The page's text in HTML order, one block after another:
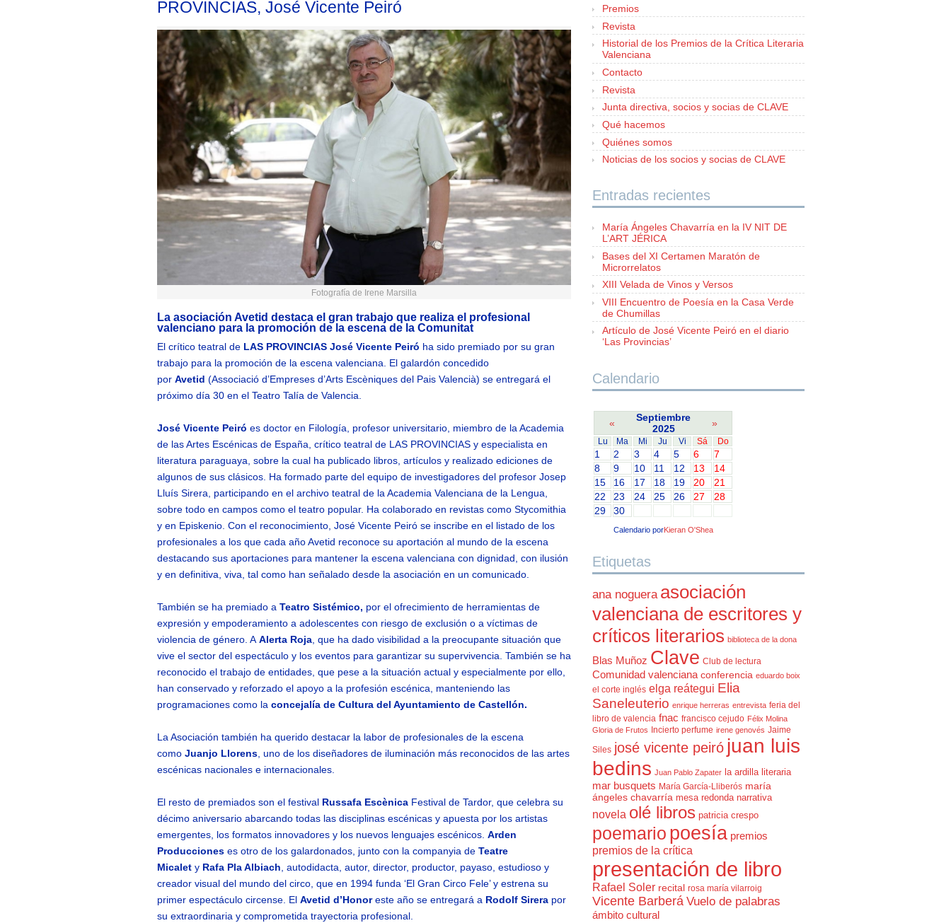
PROVINCIAS, José Vicente Peiró
Fotografía de Irene Marsilla
La asociación Avetid destaca el gran trabajo que realiza el profesional
valenciano para la promoción de la escena de la Comunitat
El crítico teatral de LAS PROVINCIAS José Vicente Peiró ha sido premiado por su gran
trabajo para la promoción de la escena valenciana. El galardón concedido
por Avetid (Associació d’Empreses d’Arts Escèniques del Pais Valencià) se entregará el
próximo día 30 en el Teatro Talía de Valencia.
José Vicente Peiró es doctor en Filología, profesor universitario, miembro de la Academia
de las Artes Escénicas de España, crítico teatral de LAS PROVINCIAS y especialista en
literatura paraguaya, sobre la cual ha publicado libros, artículos y realizado ediciones de
algunos de sus clásicos. Ha formado parte del equipo de investigadores del profesor Josep
Lluís Sirera, participando en el archivo teatral de la Academia Valenciana de la Lengua,
sobre todo en campos como el teatro popular. Ha colaborado en revistas como Stycomithia
y en Episkenio. Con el reconocimiento, José Vicente Peiró se inscribe en el listado de los
profesionales a los que cada año Avetid reconoce su aportación al mundo de la escena
destacando sus aportaciones para mantener la escena valenciana con dignidad, con ilusión
y en definitiva, viva, tal como han señalado desde la asociación en un comunicado.
También se ha premiado a Teatro Sistémico, por el ofrecimiento de herramientas de
expresión y empoderamiento a adolescentes con riesgo de exclusión o a víctimas de
violencia de género. A Alerta Roja , que ha dado visibilidad a la preocupante situación que
vive el sector del espectáculo y los eventos para garantizar su supervivencia. También se ha
reconocido el trabajo de entidades, que pese a la situación actual y especialmente por ello,
han conservado y reforzado el apoyo a la profesión escénica, manteniendo las
programaciones como la concejalía de Cultura del Ayuntamiento de Castellón.
La Asociación también ha querido destacar la labor de profesionales de la escena
como Juanjo Llorens , uno de los diseñadores de iluminación más reconocidos de las artes
escénicas nacionales e internacionales.
El resto de premiados son el festival Russafa Escènica Festival de Tardor, que celebra su
décimo aniversario abarcando todas las disciplinas escénicas y apuesta por los artistas
emergentes, los formatos innovadores y los nuevos lenguajes escénicos. Arden
Producciones es otro de los galardonados, junto con la companyia de Teatre
Micalet y Rafa Pla Albiach , autodidacta, autor, director, productor, payaso, estudioso y
creador visual del mundo del circo, que en 1994 funda ‘El Gran Circo Fele’ y estrena su
primer espectáculo circense. El Avetid d’Honoreste año se entregará a Rodolf Sirera por
su extraordinaria y comprometida trayectoria profesional.
Premios
Revista
Historial de los Premios de la Crítica Literaria
Valenciana
Contacto
Revista
Junta directiva, socios y socias de CLAVE
Qué hacemos
Quiénes somos
Noticias de los socios y socias de CLAVE
Entradas recientes
María Ángeles Chavarría en la IV NIT DE
L’ART JÉRICA
Bases del XI Certamen Maratón de
Microrrelatos
XIII Velada de Vinos y Versos
VIII Encuentro de Poesía en la Casa Verde
de Chumillas
Artículo de José Vicente Peiró en el diario
‘Las Provincias’
Calendario
«
Septiembre
2025
»
Lu Ma Mi Ju Vi Sá Do
1 2 3 4 5 6
7
8
9 10 11 12 13
14
15
16 17 18 19 20
21
22
23 24 25 26 27
28
29
30
Calendario porKieran O'Shea
Etiquetas
ana noguera asociación
valenciana de escritores y
críticos literarios biblioteca de la dona
Blas Muñoz Clave Club de lectura
Comunidad valenciana conferencia eduardo boix
el corte inglés elga reátegui Elia
Saneleuterio enrique herreras entrevista feria del
libro de valencia fnac francisco cejudo Félix Molina
Gloria de Frutos
Incierto perfume irene genovés Jaime
Siles josé vicente peiró juan luis
bedins Juan Pablo Zapater la ardilla literaria
mar busquets María García-Lliberós maría
ángeles chavarría mesa redonda narrativa
novela olé libros patricia crespo
poemario poesía premios
premios de la crítica
presentación de libro
Rafael Soler recital rosa maría vilarroig
Vicente Barberá Vuelo de palabras
ámbito cultural